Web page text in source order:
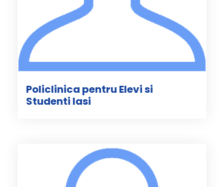
Policlinica pentru Elevi si
Studenti Iasi